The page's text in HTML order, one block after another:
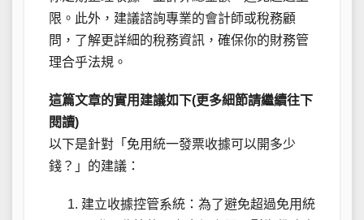
限。此外，建議諮詢專業的會計師或稅務顧
問，了解更詳細的稅務資訊，確保你的財務管
理合乎法規。
這篇文章的實用建議如下(更多細節請繼續往下
閱讀)
以下是針對「免用統一發票收據可以開多少
錢？」的建議：
建立收據控管系統：為了避免超過免用統